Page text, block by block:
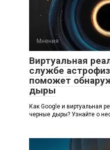
Мнения
Виртуальная
службе
поможет
дыры
Как Google и виртуальная
черные дыры? Узнайте о